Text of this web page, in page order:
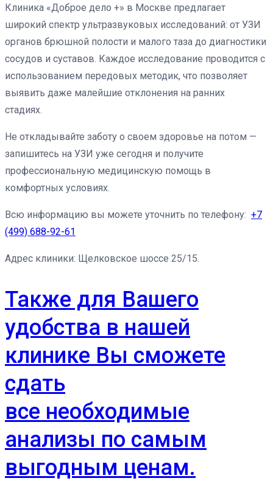
Клиника «Доброе дело +» в Москве предлагает
широкий спектр ультразвуковых исследований: от УЗИ
органов брюшной полости и малого таза до диагностики
сосудов и суставов. Каждое исследование проводится с
использованием передовых методик, что позволяет
выявить даже малейшие отклонения на ранних
стадиях.
Не откладывайте заботу о своем здоровье на потом —
запишитесь на УЗИ уже сегодня и получите
профессиональную медицинскую помощь в
комфортных условиях.
Всю информацию вы можете уточнить по телефону: +7
(499) 688-92-61
Адрес клиники: Щелковское шоссе 25/15.
Также для Вашего
удобства в нашей
клинике Вы сможете
сдать
все необходимые
анализы по самым
выгодным ценам.